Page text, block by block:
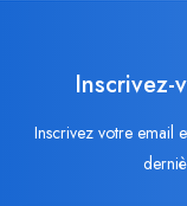
Inscrivez-
Inscrivez votre email